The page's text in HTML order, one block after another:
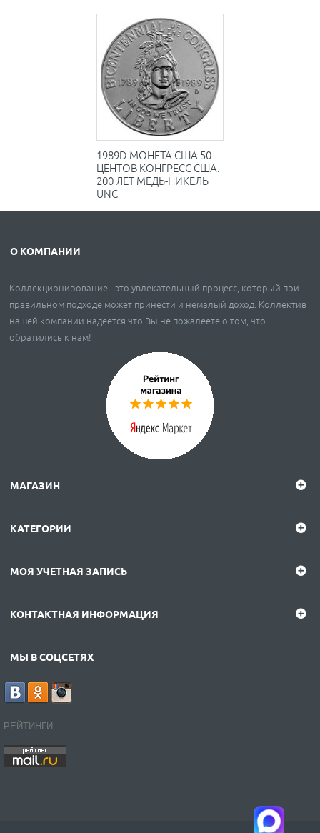
1989D МОНЕТА США 50
ЦЕНТОВ КОНГРЕСС США.
200 ЛЕТ МЕДЬ-НИКЕЛЬ
UNC
О КОМПАНИИ
Коллекционирование - это увлекательный процесс, который при
правильном подходе может принести и немалый доход. Коллектив
нашей компании надеется что Вы не пожалеете о том, что
обратились к нам!
МАГАЗИН
КАТЕГОРИИ
МОЯ УЧЕТНАЯ ЗАПИСЬ
КОНТАКТНАЯ ИНФОРМАЦИЯ
МЫ В СОЦСЕТЯХ
РЕЙТИНГИ